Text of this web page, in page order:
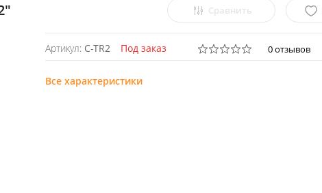
Сравнить
Артикул: C-TR2 Под заказ 0 отзывов
Все характеристики